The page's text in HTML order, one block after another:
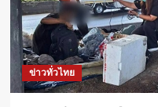
ข่าวทั่วไทย